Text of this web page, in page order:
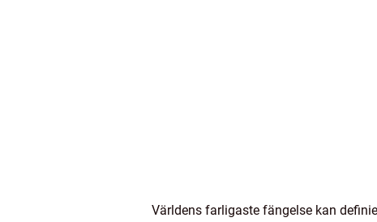
Världens farligaste fängelse kan